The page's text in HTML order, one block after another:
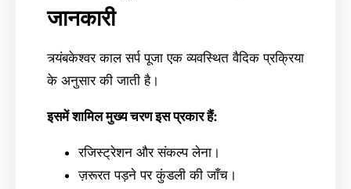
जानकारी
त्र्यंबकेश्वर काल सर्प पूजा एक व्यवस्थित वैदिक प्रक्रिया
के अनुसार की जाती है।
इसमें शामिल मुख्य चरण इस प्रकार हैं:
रजिस्ट्रेशन और संकल्प लेना।
ज़रूरत पड़ने पर कुंडली की जाँच।